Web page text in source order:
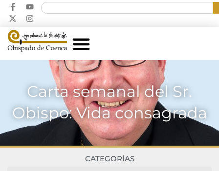
Carta semanal del Sr.
Obispo: Vida consagrada
CATEGORÍAS